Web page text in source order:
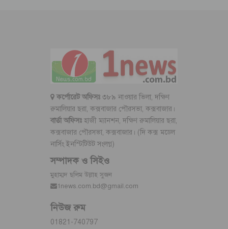
কর্পোরেট অফিসঃ৩৮৯ নাওয়ার ভিলা, দক্ষিণ
রুমালিয়ার ছরা, কক্সবাজার পৌরসভা, কক্সবাজার।
বার্তা অফিসঃ হাজী ম্যানশন, দক্ষিণ রুমালিয়ার ছরা,
কক্সবাজার পৌরসভা, কক্সবাজার। (দি কক্স মডেল
নার্সিং ইনস্টিটিউট সংলগ্ন)
সম্পাদক ও সিইও
মুহাম্মদ ছলিম উল্লাহ সুজন
1news.com.bd@gmail.com
নিউজ রুম
01821-740797